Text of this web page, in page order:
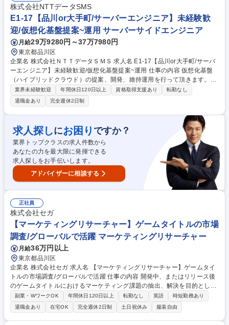
L・D/O発行、通関・引渡に向けた各所との実務調整、トラブル対応を担
当。 【オペレーション】本船スケジュールに基づく運航・進捗管理、コン
テナ在庫の需給調整、海外拠点と連携した輸送計画の実行・管理を担当。
募集職種 【OOCL/東京/総合職】第二新卒歓迎！/外資系海運会社のゼネラ
リスト/貿易関連
株式会社NTTデータSMS
E1-17【品川or大手町/サーバーエンジニア】未経験歓
迎/仮想化基盤提案~運用 サーバーサイドエンジニア
月給29万9280円～37万7980円
東京都品川区
企業名 株式会社ＮＴＴデータＳＭＳ 求人名 E1-17【品川or大手町/サーバ
ーエンジニア】未経験歓迎/仮想化基盤提案~運用 仕事の内容 仮想化基盤
（ハイブリッドクラウド）の提案、開発、維持運用を行って頂きます。ま
た、ネットワーク、サーバー、各種クラウドソリューション等の設計構築
および維持運用もご担当頂きます。 【詳細】客先常駐(チーム構成:当社員
のみ)/夜勤：平日日勤帯が原則 (年に数回の作業時に休日,深夜対応あり)
【魅力】基盤系の多種多様なソリューションを扱うことができます。希望
や適性に合わせて、開発工程から運用工程まで、柔軟にスキルを習得でき
ます。また、当社の主幹で裁量を持って、主体的に業務を進めることがで
きます。【業務内容の変更の範囲】情報システムの運用管理業務、その他
付随する業務 募集職種 E1-17【品川or大手町/サーバーエンジニア】未経
験歓迎/仮想化基盤提案~運用
業界未経験歓迎 年間休日120日以上 資格取得支援あり
転勤なし
退職金あり
完全週休2日制
求人探しにお困り ですか？
業界トップクラスの求人件数から
あなたの力を最大限に発揮できる
求人探しをお手伝いします。
アドバイザーに相談する
正社員
株式会社セガ
【マーケティングリサーチャー】ゲームタイトルの市場
調査/グローバルで活躍 マーケティングリサーチャー
月給36万円以上
東京都品川区
企業名 株式会社セガ 求人名 【マーケティングリサーチャー】ゲームタイ
トルの市場調査/グローバルで活躍 仕事の内容 開発中、またはリリース後
のゲームタイトルにおけるマーケティング課題の抽出、解決を目的とした
市場調査(マーケティングリサーチ)の設計・分析を担当いただきます。 調
査はアンケートを中心とした定量調査、インタビュー等の定性調査の双方
を行い、日本国内だけでなくアジアを中心とした海外調査も行います。分
析や報告、示唆出しを通してゲームの企画・開発からリリース後のマーケ
副業・WワークOK 年間休日120日以上 転勤なし 英語
時短勤務あり
退職金あり
在宅OK 完全週休2日制 土日祝休み 服装自由